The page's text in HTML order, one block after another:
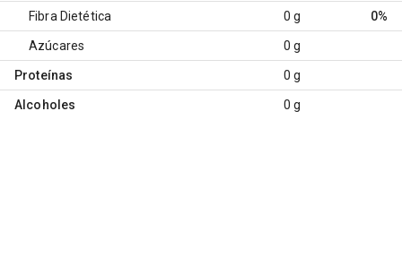
Fibra Dietética 0 g 0%
Azúcares 0 g
Proteínas 0 g
Alcoholes 0 g